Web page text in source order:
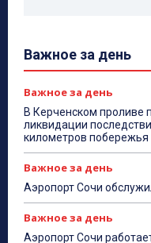
Важное за день
Важное за день
В Керченском проливе
ликвидации
километров побережья
Важное за день
Аэропорт Сочи
Важное за день
Аэропорт Сочи